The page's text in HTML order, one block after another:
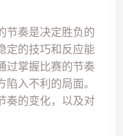
节奏是决定胜负的
定的技巧和反应能
过掌握比赛的节奏
入不利的局面。
奏的变化，以及对